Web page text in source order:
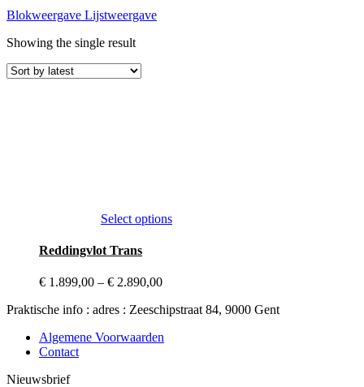
Blokweergave Lijstweergave
Showing the single result
Select optionsThis
options
may
Reddingvlot Trans
€ 1.899,00 – € 2.890,00
Praktische info : adres : Zeeschipstraat 84, 9000 Gent
Algemene Voorwaarden
Contact
Nieuwsbrief